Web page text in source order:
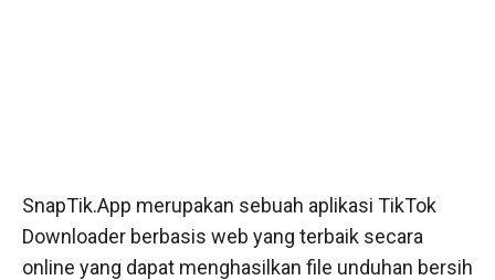
SnapTik.App merupakan sebuah aplikasi TikTok
Downloader berbasis web yang terbaik secara
online yang dapat menghasilkan file unduhan bersih